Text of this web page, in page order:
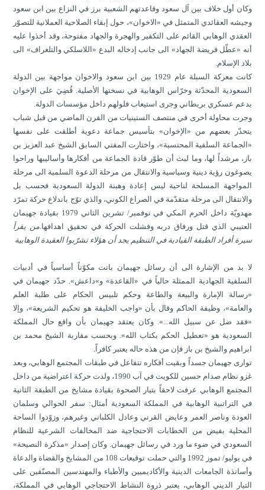
وكان أول خلاف بين آل سعود وقاعدتهم الشعبية برز في النزاع بين ابن سعود
وجيشه العقائدي المتمثل في «الاخوان»، حول إبقاء الصلاحية العملانية للتصوّر
العقدي الوهابي القائم على التكفير والهجرة والجهاد مفتوحة، وقد أخذوا عليه
أنه «عطّل فريضة الجهاد» الى جانب إدخاله البدع «اللاسلكي والتلغراف» الى
بلاد الإسلام.
كانت معركة السبلة عام 1929 بين ابن سعود والاخوان مواجهة بين الدولة
السعودية المحدّثة وحرّاس الوهابية في نسختها الأصلية. قُضِيَ على الإخوان
بدعم عسكري بريطاني وجرى استيعاب فلولهم داخل مؤسسات الدولة.
وجرت محاولة أخرى في منتصف الستينيات من القرن الماضي من قبل شباب
يتحدّر بعضهم من «الإخوان» بتأسيس جماعة دعوية أطلقت على نفسها
«الجماعة السلفية المحتسبة»، واختارت المفتي السابق الشيخ عبد العزيز بن
باز، مرشداً لها، وما لبث أن طوّر قادة الجماعة من أفكارها وأساليبها وراحوا
يصوغون رؤية دينية وسياسية والانتقال من مرحلة الدعوة السلمية الى مرحلة
المواجهة المسلحة لناحية ليس إعادة وهبنة الدولة السعودية فحسب بل
والانتقال الى مرحلة متقدّمة في الصراع الكوني، والذي توّج باندلاع حركة تمرّد
مهدويّة داخل الحرم المكي في نوفمبر/ تشرين الثاني 1979 بقيادة جهيمان
العتيبي الذي قتل ورفاق دربه وفشلت الحركة في تحقيق اهدافها.من يقرأ
سيرة أفراد الطبقة القيادية في التنظيم يجد أن هؤلاء تشرّبوا العقيدة الوهابية
لا بد من الإشارة الى أن رسائل جهيمان باتت مكوّناً أساسياً في أدبيات
السلفية الجهادية الممثلة حالياً في «القاعدة» و»داعش». حدّد جهيمان في
«رسالة الإمارة والبيعة والطاعة وحكم تلبيس الحكام على طلبة العلم
والعامة»، وظيفة الحاكم وقال بأن «واجب الخليفة هو تحكيم الشريعة»، وإلا
«فقد ضل عن سبيل الله...». وكان يعتقد جهيمان بأن واقع حال المملكة
السعودية هو «تعطيل الحكم بكتاب الله». وبحسب مقاربة الشيخ محمد بن
ابراهيم والشيخ بن باز فإن من هذه حاله يعتبر كافراً.
توارى جهيمان جسداً وبقيت أفكاره تتفاعل في طبقات المجتمع الوهابي، وبعد
غزو نظام صدام حسين للكويت في آب 1990، ولدت حركة اعتراضية من داخل
المجتمع الوهابي عرفت لاحقاً بتيار الصحوة بقيادة مشايخ من الطبقة الثانية
في التراتبية الوهابية في المملكة السعودية أمثال: سفر الحوالي وسلمان
العودة وناصر العمر وعايض القرني وعادل الكلباني وغيرهم، وزوّدوا الساحة
المحلية بفيض من الخطابات الاحتجاجية ضد المخالفات الشرعية للنظام
السعودي في ضوء ما ورد في رسائل جهيمان. وكان إصدار «مذكرة النصيحة»
في يوليو/ تموز 1992 والتي حملت توقيعات 108 من المشايخ والقضاة والدعاة
وأساتذة الجامعات الدينية والأكاديميين والأطباء والمهندسين المصنّفين على
التيار الديني الوهابي، يعتبر ذروة النشاط الاحتجاجي الوهابي في المملكة،